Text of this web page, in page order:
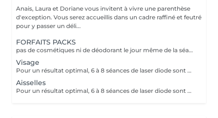
Anais, Laura et Doriane vous invitent à vivre une parenthèse
d'exception. Vous serez accueillis dans un cadre raffiné et feutré
pour y passer un déli...
FORFAITS PACKS
pas de cosmétiques ni de déodorant le jour même de la séance !
Visage
Pour un résultat optimal, 6 à 8 séances de laser diode sont généralement recommandées. En cas de pilosité plus dense, quelques séances supplémentaires peuvent être nécessaires. Recommandations avant chaque séance : - Raser la zone concernée 24h à 48h avant le rendez-vous - Ne pas utiliser de cire, d'épilateur électrique ou de pince à épiler durant les 6 semaines précédant le début du traitement (le rasoir ou les ciseaux restent autorisés) En fin de traitement, 5 à 10 % des poils peuvent subsister. Ceux-ci seront éliminés lors des séances d'entretien, à raison de 1 à 2 fois par an. Le laser traite tous les types de peau, de la plus claire à la plus foncée, ainsi que la majorité des types de poils, à l'exception des poils blancs, qui ne contiennent pas de mélanine.
Aisselles
Pour un résultat optimal, 6 à 8 séances de laser diode sont généralement recommandées. En cas de pilosité plus dense, quelques séances supplémentaires peuvent être nécessaires. Recommandations avant chaque séance : Pas de cosmétiques ni de déodorant le jour même de la séance ! - Raser la zone concernée 24h à 48h avant le rendez-vous - Ne pas utiliser de cire, d'épilateur électrique ou de pince à épiler durant les 6 semaines précédant le début du traitement (le rasoir ou les ciseaux restent autorisés) En fin de traitement, 5 à 10 % des poils peuvent subsister. Ceux-ci seront éliminés lors des séances d'entretien, à raison de 1 à 2 fois par an. Le laser traite tous les types de peau, de la plus claire à la plus foncée, ainsi que la majorité des types de poils, à l'exception des poils blancs, qui ne contiennent pas de mélanine.